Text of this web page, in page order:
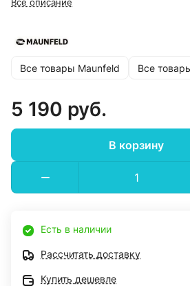
Все описание
Все товары Maunfeld Все
5 190 руб.
В корзину
Есть в наличии
Рассчитать доставку
Купить дешевле